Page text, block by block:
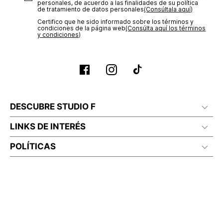
personales, de acuerdo a las finalidades de su política
de tratamiento de datos personales‎(Consúltala aquí)
Certifico que he sido informado sobre los términos y
condiciones de la página web‎(Consúlta aquí los términos
y condiciones)
DESCUBRE STUDIO F
LINKS DE INTERÉS
POLÍTICAS